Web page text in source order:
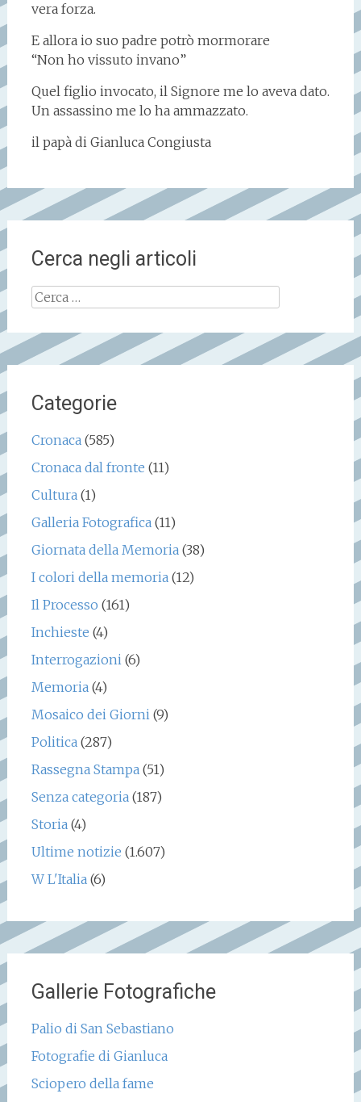
vera forza.
E allora io suo padre potrò mormorare
“Non ho vissuto invano”
Quel figlio invocato, il Signore me lo aveva dato.
Un assassino me lo ha ammazzato.
il papà di Gianluca Congiusta
Cerca negli articoli
Ricerca
Categorie
Cronaca(585)
Cronaca dal fronte (11)
Cultura(1)
Galleria Fotografica(11)
Giornata della Memoria(38)
I colori della memoria(12)
Il Processo (161)
Inchieste (4)
Interrogazioni(6)
Memoria(4)
Mosaico dei Giorni(9)
Politica(287)
Rassegna Stampa(51)
Senza categoria(187)
Storia(4)
Ultime notizie (1.607)
W L'Italia(6)
Gallerie Fotografiche
Palio di San Sebastiano
Fotografie di Gianluca
Sciopero della fame